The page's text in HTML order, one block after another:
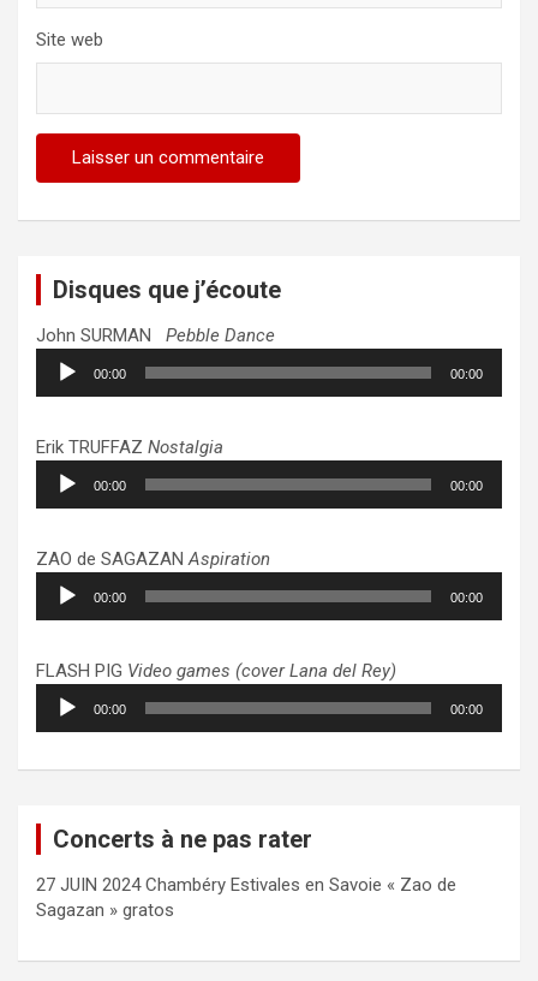
Site web
Disques que j’écoute
John SURMAN Pebble Dance
Lecteur
audio
00:00 00:00
Erik TRUFFAZ Nostalgia
Lecteur
audio
00:00 00:00
ZAO de SAGAZANAspiration
Lecteur
audio
00:00 00:00
FLASH PIG Video games (cover Lana del Rey)
Lecteur
audio
00:00 00:00
Concerts à ne pas rater
27 JUIN 2024 Chambéry Estivales en Savoie « Zao de
Sagazan » gratos